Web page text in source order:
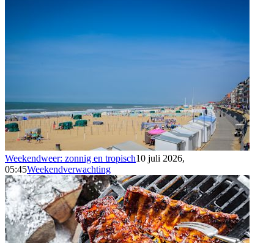
Weekendweer: zonnig en tropisch10 juli 2026,
05:45Weekendverwachting